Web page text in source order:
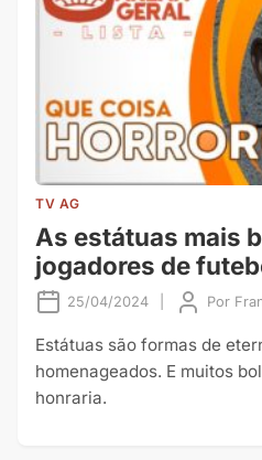
TV AG
As estátuas mais
jogadores de
25/04/2024 Por
Estátuas são formas de
homenageados. E muitos
honraria.